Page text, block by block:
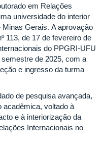
em Relações
universidade do interior
Gerais. A aprovação
113, de 17 de fevereiro de
do PPGRI-UFU
de 2025, com a
e ingresso da turma
de pesquisa avançada,
acadêmica, voltado à
e à interiorização da
Internacionais no